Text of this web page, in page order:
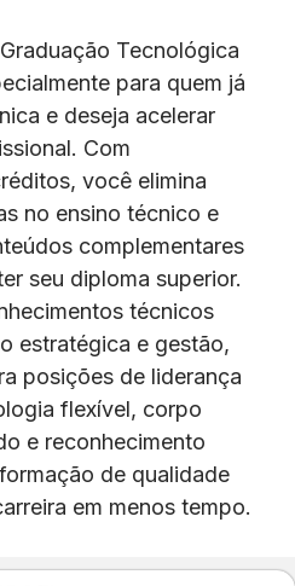
Tecnológica
para quem já
e deseja acelerar
Com
você elimina
no ensino técnico e
complementares
seu diploma superior.
técnicos
estratégica e gestão,
posições de liderança
flexível, corpo
e reconhecimento
de qualidade
em menos tempo.